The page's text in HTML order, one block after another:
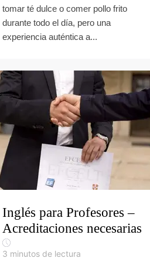
tomar té dulce o comer pollo frito
durante todo el día, pero una
experiencia auténtica a...
Inglés para Profesores –
Acreditaciones necesarias
3 minutos de lectura